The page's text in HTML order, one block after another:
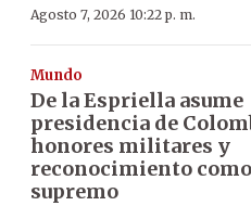
Agosto 7, 2026 10:22 p. m.
Mundo
De la Espriella asume
presidencia de
honores militares y
reconocimiento
supremo